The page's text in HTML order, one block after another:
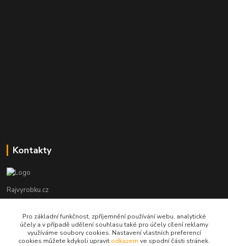
Kontakty
Rajvyrobku.cz
+420 735 538 799
info@rajvyrobku.cz
Pro základní funkčnost, zpříjemnění používání webu, analytické
účely a v případě udělení souhlasu také pro účely cílení reklamy
využíváme soubory cookies. Nastavení vlastních preferencí
cookies můžete kdykoli upravit odkazem ve spodní části stránek.